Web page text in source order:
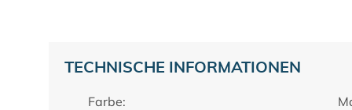
TECHNISCHE INFORMATIONEN
Farbe: